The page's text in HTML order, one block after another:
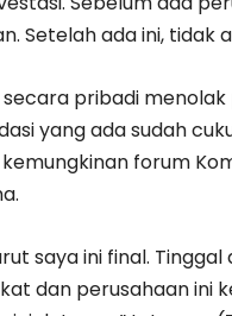
Setelah ada ini, tidak
secara pribadi
yang ada sudah
forum
saya ini final.
dan perusahaan ini